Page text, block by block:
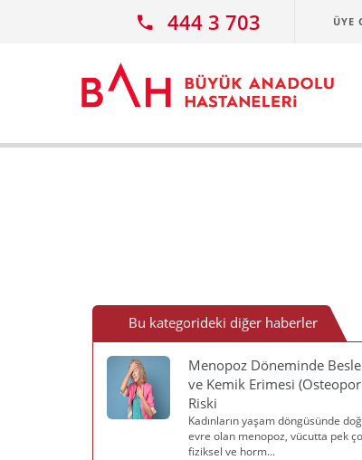
444 3 703 ÜYE
Bu kategorideki diğer haberler
Menopoz Döneminde
ve Kemik Erimesi
Riski
Kadınların yaşam döngüsünde
evre olan menopoz, vücutta pek
fiziksel ve horm...